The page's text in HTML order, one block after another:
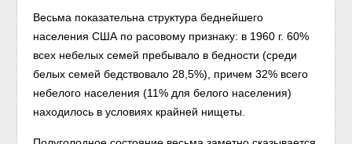
Весьма показательна структура беднейшего
населения США по расовому признаку: в 1960 г. 60%
всех небелых семей пребывало в бедности (среди
белых семей бедствовало 28,5%), причем 32% всего
небелого населения (11% для белого населения)
находилось в условиях крайней нищеты.